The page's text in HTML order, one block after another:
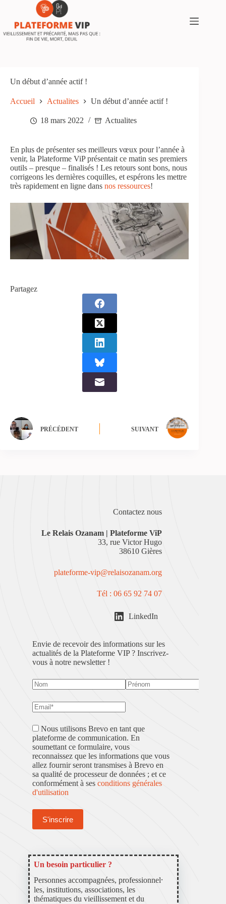
contenu
Un début d’année actif !
Accueil Actualites Un début d’année actif !
18 mars 2022 Actualites
En plus de présenter ses meilleurs vœux pour l’année à
venir, la Plateforme ViP présentait ce matin ses premiers
outils – presque – finalisés ! Les retours sont bons, nous
corrigeons les dernières coquilles, et espérons les mettre
très rapidement en ligne dans nos ressources!
Partagez
PRÉCÉDENT SUIVANT
Contactez nous
Le Relais Ozanam | Plateforme ViP
33, rue Victor Hugo
38610 Gières
plateforme-vip@relaisozanam.org
Tél : 06 65 92 74 07
LinkedIn
Envie de recevoir des informations sur les
actualités de la Plateforme VIP ? Inscrivez-
vous à notre newsletter !
Nous utilisons Brevo en tant que
plateforme de communication. En
soumettant ce formulaire, vous
reconnaissez que les informations que vous
allez fournir seront transmises à Brevo en
sa qualité de processeur de données ; et ce
conformément à ses conditions générales
d'utilisation
Un besoin particulier ?
Personnes accompagnées, professionnel⸱
les, institutions, associations, les
thématiques du vieillissement et du